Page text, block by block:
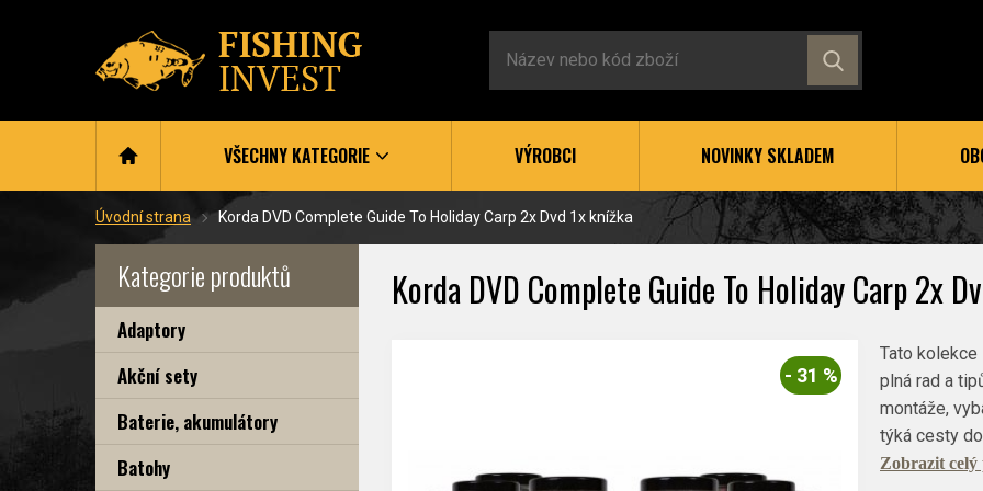
VŠECHNY KATEGORIE VÝROBCI NOVINKY SKLADEM
Úvodní strana Korda DVD Complete Guide To Holiday Carp 2x Dvd 1x knížka
Kategorie produktů
Adaptory
Akční sety
Baterie, akumulátory
Batohy
Korda DVD Complete Guide To Holiday Carp 2x
- 31 %
Tato kolekce
plná rad a
montáže,
týká cesty
Zobrazit celý